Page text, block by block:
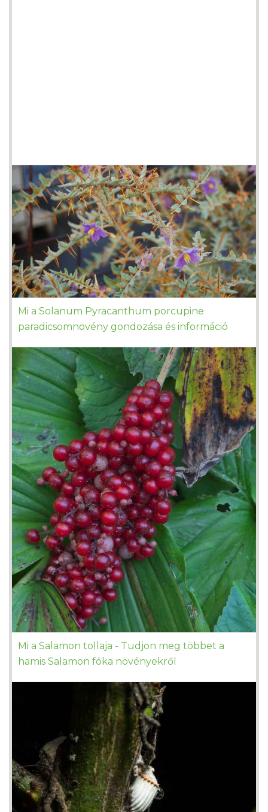
Mi a Solanum Pyracanthum porcupine
paradicsomnövény gondozása és információ
Mi a Salamon tollaja - Tudjon meg többet a
hamis Salamon fóka növényekről